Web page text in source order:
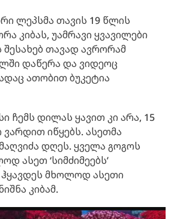
ლეპსმა თავის 19 წლის
კიბას, უამრავი ყვავილები
შესახებ თავად ავრორამ
დაწერა და ვიდეოც
ათობით ბუკეტია
ჩემს დილას ყავით კი არა, 15
იწყებს. ასეთმა
დღეს. ყველა გოგოს
ასეთ ‘სიმძიმეებს’
მხოლოდ ასეთი
კიბამ.